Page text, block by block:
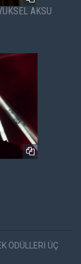
AKSU
ÖDÜLLERİ ÜÇ